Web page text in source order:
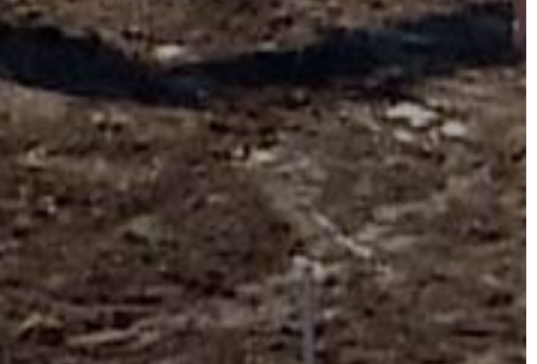
AZ
ÉPÜLŐ
VÁROS
FEJLESZTÉSEK
KÖRNYEZETVÉDELEM